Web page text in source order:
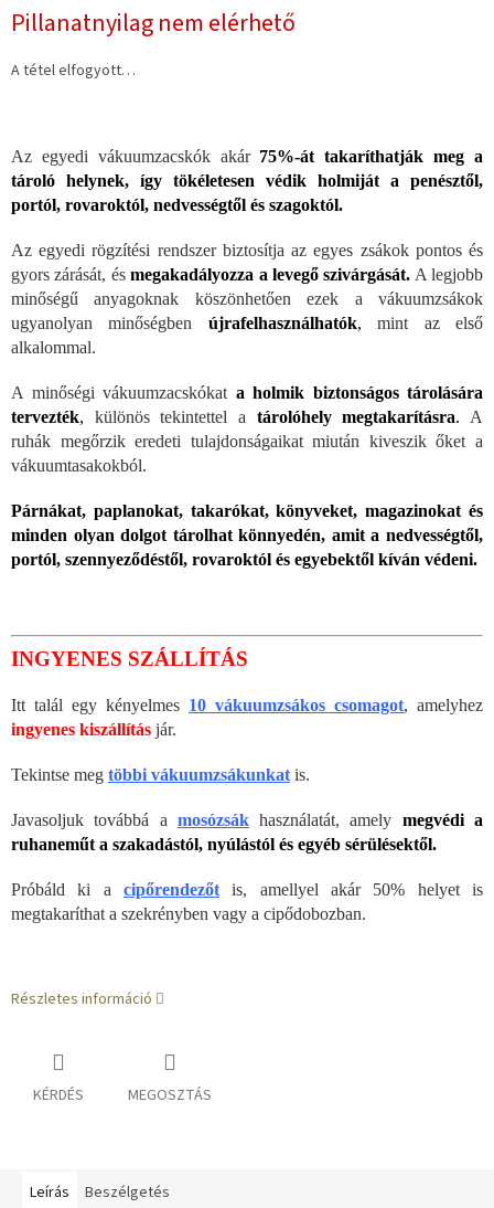
Pillanatnyilag nem elérhető
A tétel elfogyott…
Az egyedi vákuumzacskók akár 75%-át takaríthatják meg a
tároló helynek, így tökéletesen védik holmiját a penésztől,
portól, rovaroktól, nedvességtől és szagoktól.
Az egyedi rögzítési rendszer biztosítja az egyes zsákok pontos és
gyors zárását, ésmegakadályozza a levegő szivárgását. A legjobb
minőségű anyagoknak köszönhetően ezek a vákuumzsákok
ugyanolyan minőségben újrafelhasználhatók, mint az első
alkalommal.
A minőségi vákuumzacskókat a holmik biztonságos tárolására
tervezték, különös tekintettel a tárolóhely megtakarításra. A
ruhák megőrzik eredeti tulajdonságaikat miután kiveszik őket a
vákuumtasakokból.
Párnákat, paplanokat, takarókat, könyveket, magazinokat és
minden olyan dolgot tárolhat könnyedén, amit a nedvességtől,
portól, szennyeződéstől, rovaroktól és egyebektől kíván védeni.
INGYENES SZÁLLÍTÁS
Itt talál egy kényelmes 10 vákuumzsákos csomagot, amelyhez
ingyenes kiszállítás jár.
Tekintse meg többi vákuumzsákunkat is.
Javasoljuk továbbá a mosózsákhasználatát, amely megvédi a
ruhaneműt a szakadástól, nyúlástól és egyéb sérülésektől.
Próbáld ki a cipőrendezőt is, amellyel akár 50% helyet is
megtakaríthat a szekrényben vagy a cipődobozban.
Részletes információ
KÉRDÉS MEGOSZTÁS
Leírás Beszélgetés